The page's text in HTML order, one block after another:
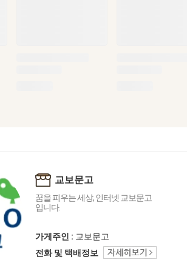
교보문고
꿈을 피우는 세상, 인터넷 교보문고
입니다.
가게주인 : 교보문고
전화 및 택배정보